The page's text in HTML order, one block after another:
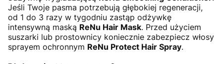
Jeśli Twoje pasma potrzebują głębokiej regeneracji,
od 1 do 3 razy w tygodniu zastąp odżywkę
intensywną maską ReNu Hair Mask. Przed użyciem
suszarki lub prostownicy koniecznie zabezpiecz włosy
sprayem ochronnym ReNu Protect Hair Spray.